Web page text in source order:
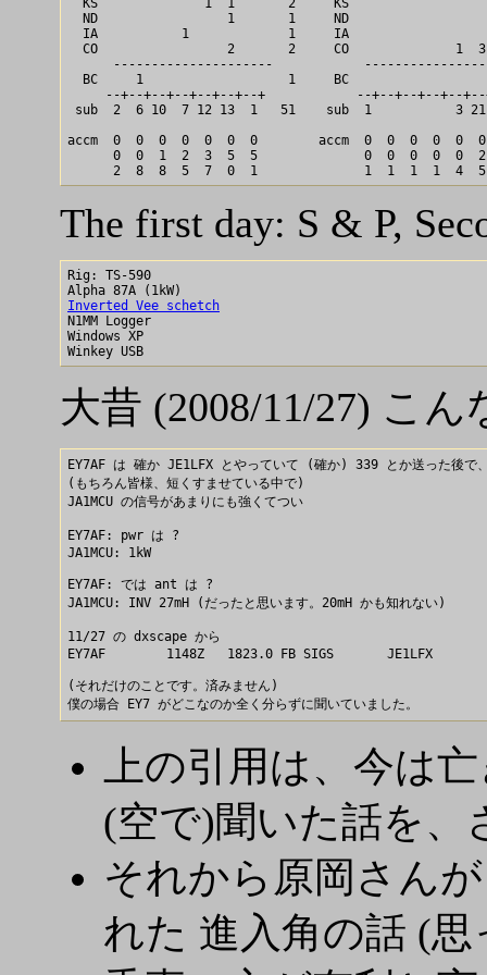
  KS              1  1       2	   KS                         0   2
  ND                 1       1	   ND                         0   1
  IA           1             1	   IA                         0   1
  CO                 2       2	   CO              1  3  1    5   7
      ---------------------	       ---------------------
  BC     1                   1	   BC                         0   1
     --+--+--+--+--+--+--+	      --+--+--+--+--+--+--+
sub  2  6 10  7 12 13  1   51	  sub  1           3 21  6   31  82
accm  0  0  0  0  0  0  0	 accm  0  0  0  0  0  0  0
      0  0  1  2  3  5  5	       0  0  0  0  0  2  3
The first day: S & P,
Rig: TS-590
Inverted Vee schetch
N1MM Logger
Windows XP
大昔 (2008/11/27) こ
EY7AF は 確か JE1LFX とやっていて (確か) 339 とか送った後で
(もちろん皆様、短くすませている中で)
JA1MCU の信号があまりにも強くてつい
EY7AF: pwr は ?
JA1MCU: 1kW
EY7AF: では ant は ?
JA1MCU: INV 27mH (だったと思います。20mH かも知れない)
11/27 の dxscape から
EY7AF        1148Z   1823.0 FB SIGS       JE1LFX
(それだけのことです。済みません)
上の引用は、今は
(空で)聞いた話を、
それから原岡さん
れた 進入角の話 (